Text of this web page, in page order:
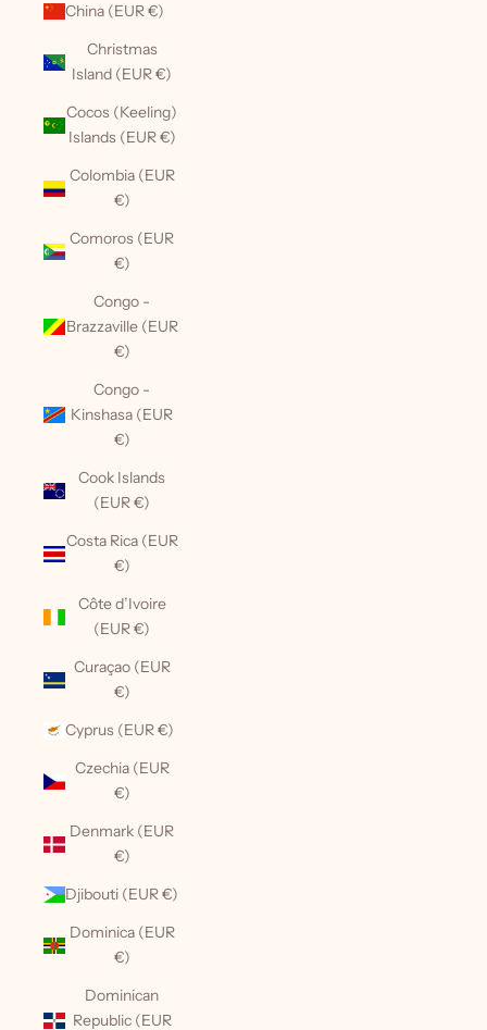
China (EUR €)
Christmas
Island (EUR €)
Cocos (Keeling)
Islands (EUR €)
Colombia (EUR
€)
Comoros (EUR
€)
Congo -
Brazzaville (EUR
€)
Congo -
Kinshasa (EUR
€)
Cook Islands
(EUR €)
Costa Rica (EUR
€)
Côte d’Ivoire
(EUR €)
Curaçao (EUR
€)
Cyprus (EUR €)
Czechia (EUR
€)
Denmark (EUR
€)
Djibouti (EUR €)
Dominica (EUR
€)
Dominican
Republic (EUR